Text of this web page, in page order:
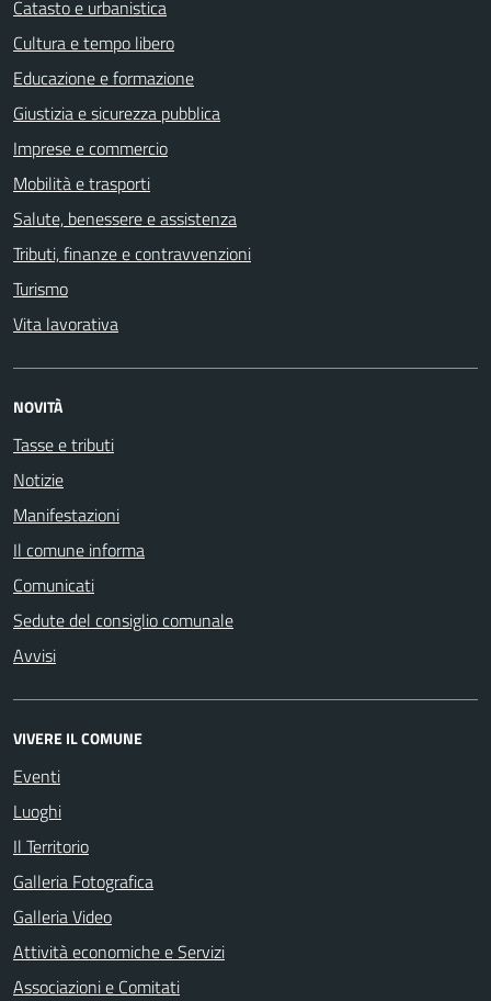
Catasto e urbanistica
Cultura e tempo libero
Educazione e formazione
Giustizia e sicurezza pubblica
Imprese e commercio
Mobilità e trasporti
Salute, benessere e assistenza
Tributi, finanze e contravvenzioni
Turismo
Vita lavorativa
NOVITÀ
Tasse e tributi
Notizie
Manifestazioni
Il comune informa
Comunicati
Sedute del consiglio comunale
Avvisi
VIVERE IL COMUNE
Eventi
Luoghi
Il Territorio
Galleria Fotografica
Galleria Video
Attività economiche e Servizi
Associazioni e Comitati